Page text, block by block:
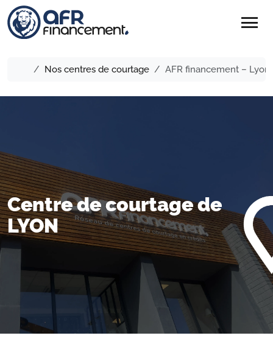
menu
Nos centres de courtage AFR financement – Lyon
Centre de courtage de
LYON